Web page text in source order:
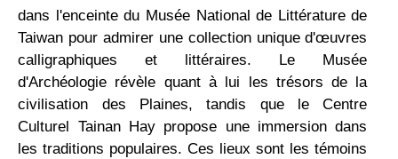
dans l'enceinte du Musée National de Littérature de
Taiwan pour admirer une collection unique d'œuvres
calligraphiques et littéraires. Le Musée
d'Archéologie révèle quant à lui les trésors de la
civilisation des Plaines, tandis que le Centre
Culturel Tainan Hay propose une immersion dans
les traditions populaires. Ces lieux sont les témoins